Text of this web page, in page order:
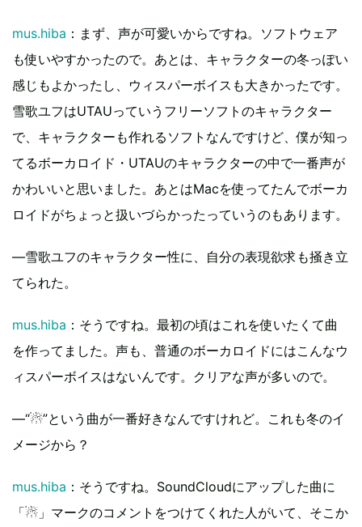
mus.hiba ：まず、声が可愛いからですね。ソフトウェア
も使いやすかったので。あとは、キャラクターの冬っぽい
感じもよかったし、ウィスパーボイスも大きかったです。
雪歌ユフはUTAUっていうフリーソフトのキャラクター
で、キャラクターも作れるソフトなんですけど、僕が知っ
てるボーカロイド・UTAUのキャラクターの中で一番声が
かわいいと思いました。あとはMacを使ってたんでボーカ
ロイドがちょっと扱いづらかったっていうのもあります。
―雪歌ユフのキャラクター性に、自分の表現欲求も掻き立
てられた。
mus.hiba ：そうですね。最初の頃はこれを使いたくて曲
を作ってました。声も、普通のボーカロイドにはこんなウ
ィスパーボイスはないんです。クリアな声が多いので。
―“☃”という曲が一番好きなんですけれど。これも冬のイ
メージから？
mus.hiba ：そうですね。SoundCloudにアップした曲に
「☃」マークのコメントをつけてくれた人がいて、そこか